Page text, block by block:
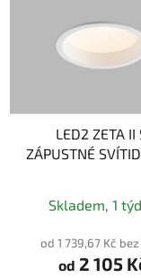
LED2 ZETA II
ZÁPUSTNÉ
je
Skladem, 1
od 1 739,67 Kč bez
od 2 105